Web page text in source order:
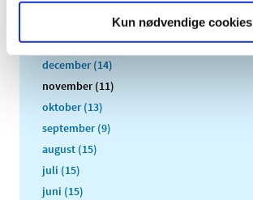
Kun nødvendige cookies
2016 (167)
december (14)
november (11)
oktober (13)
september (9)
august (15)
juli (15)
juni (15)